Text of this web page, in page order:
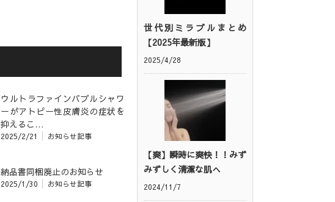
ウルトラファインバブルシャワ
ーがアトピー性皮膚炎の症状を
抑えるこ…
2025/2/21 お知らせ記事
納品書同梱廃止のお知らせ
2025/1/30 お知らせ記事
世代別ミラブルまとめ
【2025年最新版】
2025/4/28
【爽】瞬時に爽快！！みず
みずしく清潔な肌へ
2024/11/7